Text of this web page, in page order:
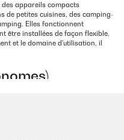
appareils compacts
de petites cuisines, des camping-
Elles fonctionnent
être installées de façon flexible,
et le domaine d'utilisation, il
et souvent équipés d'une
stations de cuisson